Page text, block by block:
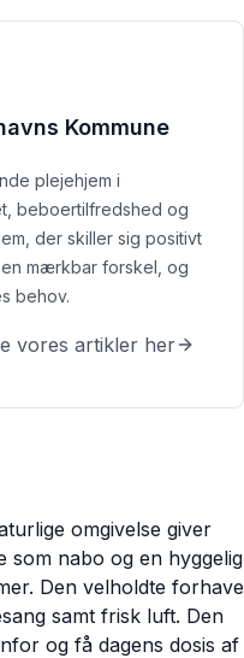
Kommune
plejehjem i
beboertilfredshed og
der skiller sig positivt
mærkbar forskel, og
behov.
vores artikler her
omgivelse giver
som nabo og en hyggelig
Den velholdte forhave
samt frisk luft. Den
og få dagens dosis af